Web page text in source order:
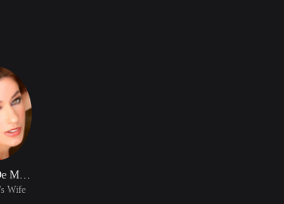
Victoria De Mare
Wife